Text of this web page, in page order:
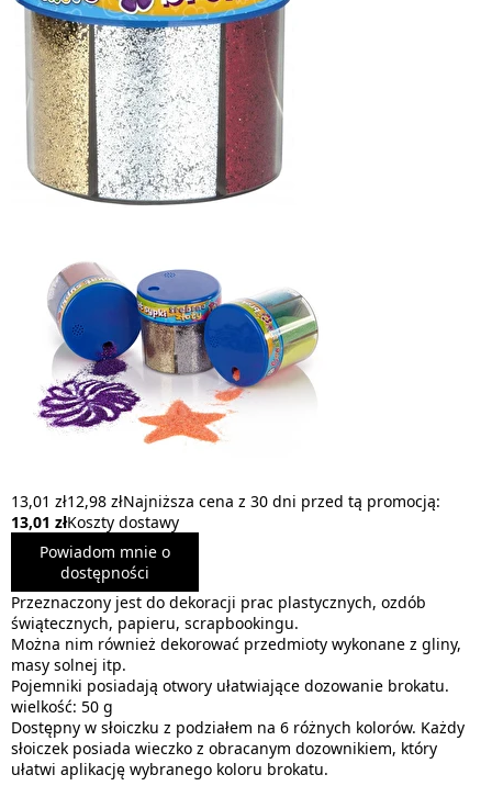
13,01 zł12,98 złNajniższa cena z 30 dni przed tą promocją:
13,01 złKoszty dostawy
Powiadom mnie o
dostępności
Przeznaczony jest do dekoracji prac plastycznych, ozdób
świątecznych, papieru, scrapbookingu.
Można nim również dekorować przedmioty wykonane z gliny,
masy solnej itp.
Pojemniki posiadają otwory ułatwiające dozowanie brokatu.
wielkość: 50 g
Dostępny w słoiczku z podziałem na 6 różnych kolorów. Każdy
słoiczek posiada wieczko z obracanym dozownikiem, który
ułatwi aplikację wybranego koloru brokatu.